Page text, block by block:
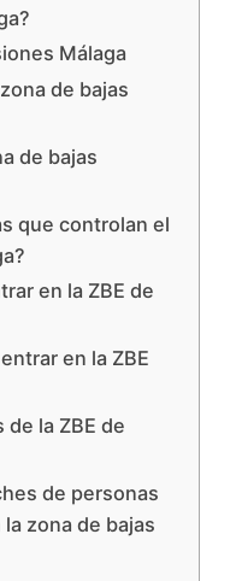
Málaga
de bajas
de bajas
que controlan el
en la ZBE de
en la ZBE
la ZBE de
de personas
zona de bajas